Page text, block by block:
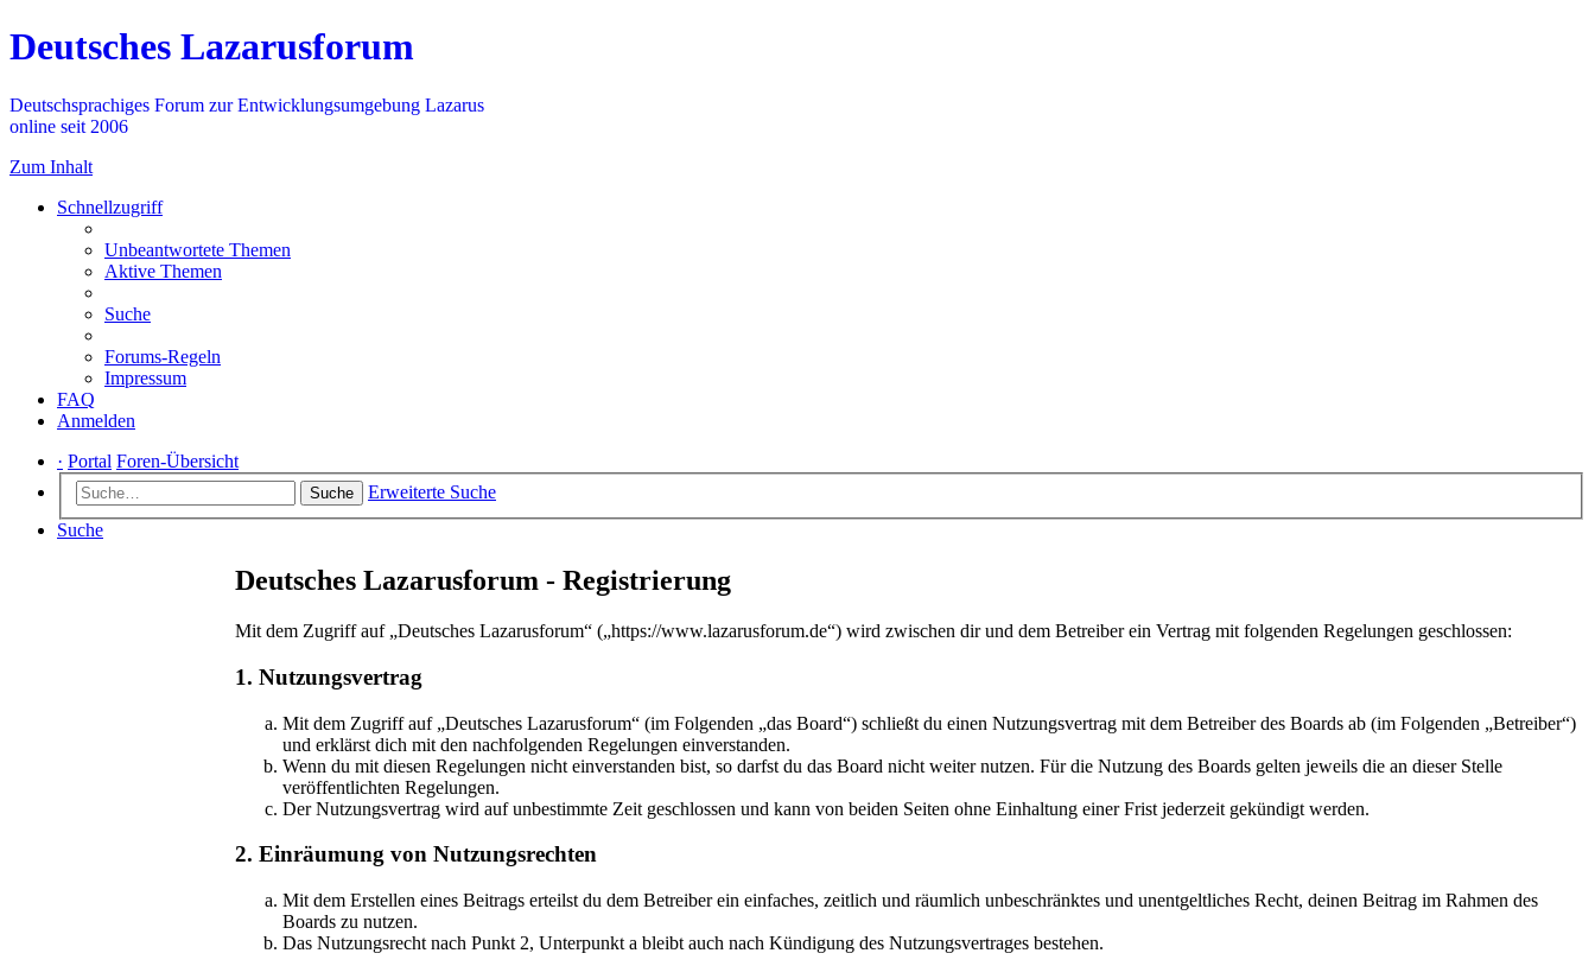
Deutsches Lazarusforum
Deutschsprachiges Forum zur Entwicklungsumgebung Lazarus
online seit 2006
Zum Inhalt
Schnellzugriff
Unbeantwortete Themen
Aktive Themen
Suche
Forums-Regeln
Impressum
FAQ
Anmelden
· Portal Foren-Übersicht
Suche
Erweiterte Suche
Suche
Deutsches Lazarusforum - Registrierung
Mit dem Zugriff auf „Deutsches Lazarusforum“ („https://www.lazarusforum.de“) wird zwischen dir und dem Betreiber ein Vertrag mit folgenden Regelungen geschlossen:
1. Nutzungsvertrag
Mit dem Zugriff auf „Deutsches Lazarusforum“ (im Folgenden „das Board“) schließt du einen Nutzungsvertrag mit dem Betreiber des Boards ab (im Folgenden „Betreiber“)
und erklärst dich mit den nachfolgenden Regelungen einverstanden.
Wenn du mit diesen Regelungen nicht einverstanden bist, so darfst du das Board nicht weiter nutzen. Für die Nutzung des Boards gelten jeweils die an dieser Stelle
veröffentlichten Regelungen.
Der Nutzungsvertrag wird auf unbestimmte Zeit geschlossen und kann von beiden Seiten ohne Einhaltung einer Frist jederzeit gekündigt werden.
2. Einräumung von Nutzungsrechten
Mit dem Erstellen eines Beitrags erteilst du dem Betreiber ein einfaches, zeitlich und räumlich unbeschränktes und unentgeltliches Recht, deinen Beitrag im Rahmen des
Boards zu nutzen.
Das Nutzungsrecht nach Punkt 2, Unterpunkt a bleibt auch nach Kündigung des Nutzungsvertrages bestehen.